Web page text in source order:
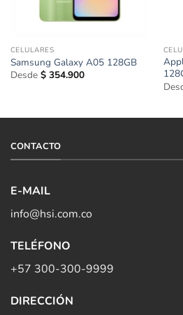
CELULARES
Samsung Galaxy A05 128GB
Desde $354.900
CONTACTO
E-MAIL
info@hsi.com.co
TELÉFONO
+57 300-300-9999
DIRECCIÓN